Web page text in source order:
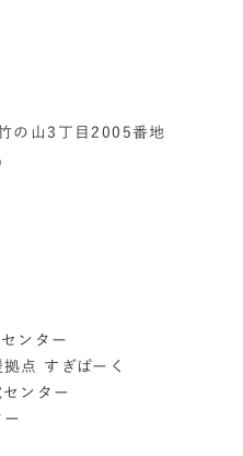
の山3丁目2005番地
ンター
点 すぎぱーく
ンター